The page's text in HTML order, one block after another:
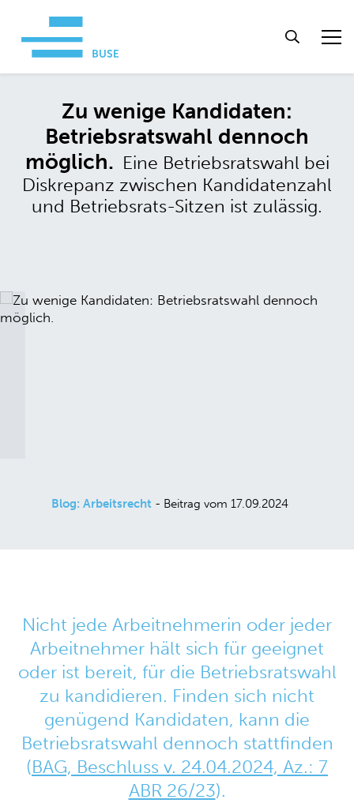
Zu wenige Kandidaten:
Betriebsratswahl dennoch
möglich. Eine Betriebsratswahl bei
Diskrepanz zwischen Kandidatenzahl
und Betriebsrats-Sitzen ist zulässig.
Blog: Arbeitsrecht - Beitrag vom 17.09.2024
Nicht jede Arbeitnehmerin oder jeder
Arbeitnehmer hält sich für geeignet
oder ist bereit, für die Betriebsratswahl
zu kandidieren. Finden sich nicht
genügend Kandidaten, kann die
Betriebsratswahl dennoch stattfinden
(BAG, Beschluss v. 24.04.2024, Az.: 7
ABR 26/23).